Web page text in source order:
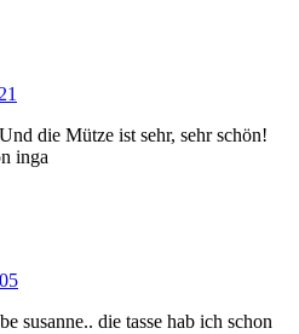
die Mütze ist sehr, sehr schön!
inga
susanne.. die tasse hab ich schon